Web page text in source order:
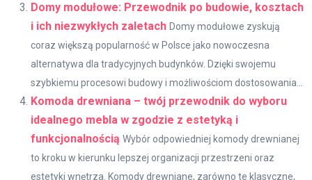
Domy modułowe: Przewodnik po budowie, kosztach
i ich niezwykłych zaletach Domy modułowe zyskują
coraz większą popularność w Polsce jako nowoczesna
alternatywa dla tradycyjnych budynków. Dzięki swojemu
szybkiemu procesowi budowy i możliwościom dostosowania...
Komoda drewniana – twój przewodnik do wyboru
idealnego mebla w zgodzie z estetyką i
funkcjonalnością Wybór odpowiedniej komody drewnianej
to kroku w kierunku lepszej organizacji przestrzeni oraz
estetyki wnętrza. Komody drewniane, zarówno te klasyczne,